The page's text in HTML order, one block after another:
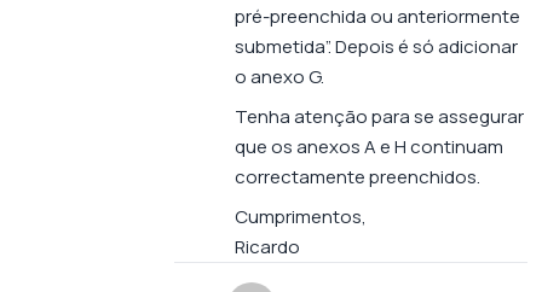
pré-preenchida ou anteriormente
submetida”. Depois é só adicionar
o anexo G.
Tenha atenção para se assegurar
que os anexos A e H continuam
correctamente preenchidos.
Cumprimentos,
Ricardo